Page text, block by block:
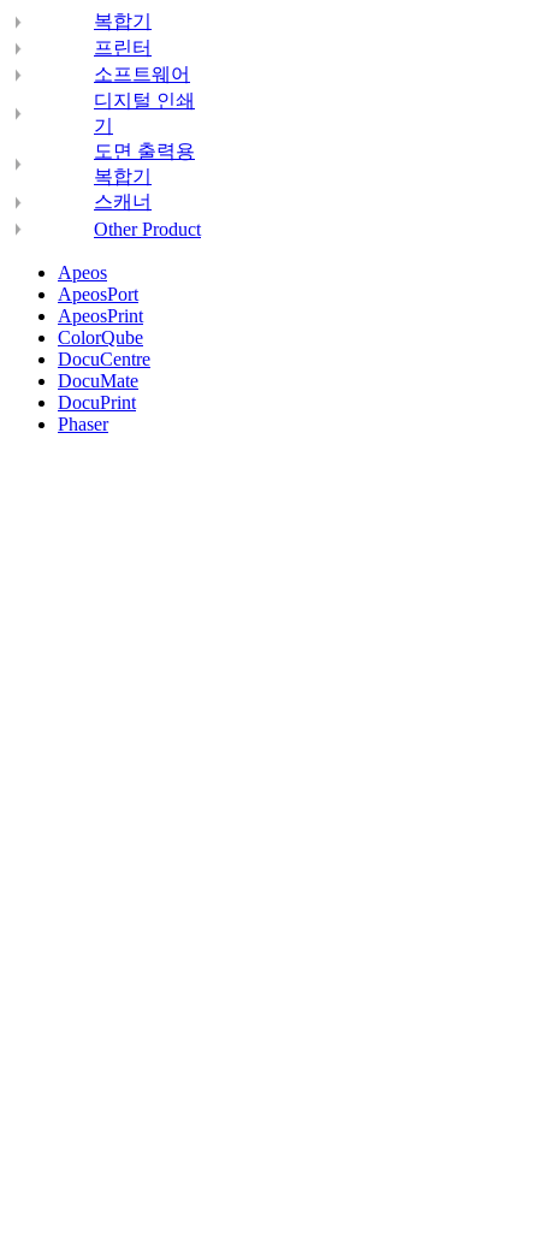
복합기
프린터
소프트웨어
디지털 인쇄
기
도면 출력용
복합기
스캐너
Other Product
Apeos
ApeosPort
ApeosPrint
ColorQube
DocuCentre
DocuMate
DocuPrint
Phaser